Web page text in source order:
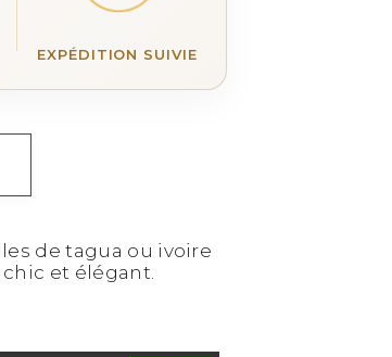
EXPÉDITION SUIVIE
de tagua ou ivoire
et élégant.